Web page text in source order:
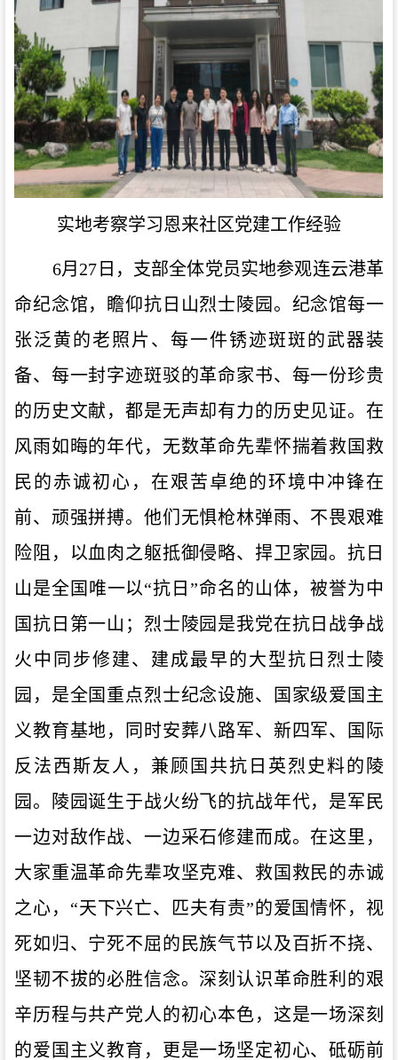
实地考察学习恩来社区党建工作经验
6月27日，支部全体党员实地参观连云港革
命纪念馆，瞻仰抗日山烈士陵园。纪念馆每一
张泛黄的老照片、每一件锈迹斑斑的武器装
备、每一封字迹斑驳的革命家书、每一份珍贵
的历史文献，都是无声却有力的历史见证。在
风雨如晦的年代，无数革命先辈怀揣着救国救
民的赤诚初心，在艰苦卓绝的环境中冲锋在
前、顽强拼搏。他们无惧枪林弹雨、不畏艰难
险阻，以血肉之躯抵御侵略、捍卫家园 。抗日
山是全国唯一以“抗日”命名的山体，被誉为中
国抗日第一山； 烈士陵园是我党在抗日战争战
火中同步修建、建成最早的大型抗日烈士陵
园 ，是全国重点烈士纪念设施、国家级爱国主
义教育基地，
同时安葬八路军、新四军、国际
反法西斯友人，兼顾国共抗日英烈史料的陵
园 。
陵园诞生于战火纷飞的抗战年代，是军民
一边对敌作战、一边采石修建而成。 在这里，
大家重温革命先辈攻坚克难、救国救民的赤诚
之心， “天下兴亡、匹夫有责”的爱国情怀，视
死如归、宁死不屈的民族气节以及百折不挠、
坚韧不拔的必胜信念。深刻认识革命胜利的艰
辛历程与共产党人的初心本色，这是一场深刻
的爱国主义教育，更是一场坚定初心、砥砺前